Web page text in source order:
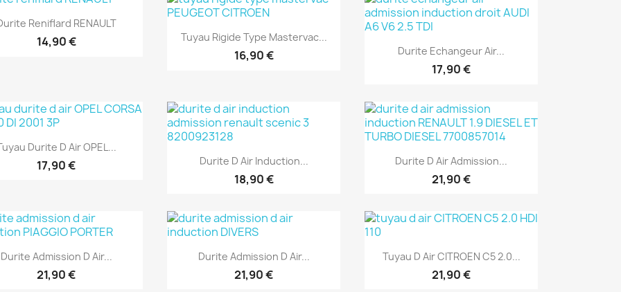
Aperçu rapide
Reniflard RENAULT
14,90 € Aperçu rapide
Tuyau Rigide Type Mastervac...
16,90 € Aperçu rapide
Durite Echangeur Air...
17,90 €
 Aperçu rapide
Durite D Air OPEL...
17,90 € Aperçu rapide
Durite D Air Induction...
18,90 €
Aperçu rapide
Durite D Air Admission...
21,90 €
Aperçu rapide
Durite Admission D Air...
21,90 €
Aperçu rapide
Durite Admission D Air...
21,90 €
 Aperçu rapide
Tuyau D Air CITROEN C5 2.0...
21,90 €